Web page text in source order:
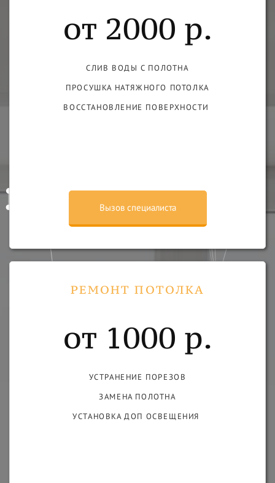
от 2000 р.
СЛИВ ВОДЫ С ПОЛОТНА
ПРОСУШКА НАТЯЖНОГО ПОТОЛКА
ВОССТАНОВЛЕНИЕ ПОВЕРХНОСТИ
Вызов специалиста
РЕМОНТ ПОТОЛКА
от 1000 р.
УСТРАНЕНИЕ ПОРЕЗОВ
ЗАМЕНА ПОЛОТНА
УСТАНОВКА ДОП ОСВЕЩЕНИЯ